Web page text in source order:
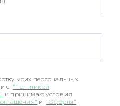
моих персональных
с "Политикой
и принимаю условия
и "Оферты"